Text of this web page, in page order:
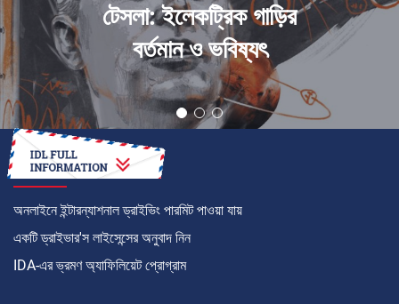
টেসলা: ইলেকট্রিক গাড়ির
বর্তমান ও ভবিষ্যৎ
কীভাবে
অনলাইনে ইন্টারন্যাশনাল ড্রাইভিং পারমিট পাওয়া যায়
একটি ড্রাইভার'স লাইসেন্সের অনুবাদ নিন
IDA-এর ভ্রমণ অ্যাফিলিয়েট প্রোগ্রাম